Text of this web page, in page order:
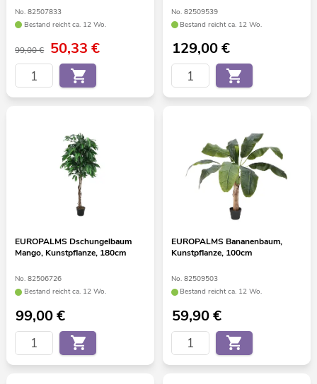
No. 82507833
Bestand reicht ca. 12 Wo.
99,00 € 50,33€
No. 82509539
Bestand reicht ca. 12 Wo.
129,00€
EUROPALMS Dschungelbaum
Mango, Kunstpflanze, 180cm
No. 82506726
Bestand reicht ca. 12 Wo.
99,00€
EUROPALMS Bananenbaum,
Kunstpflanze, 100cm
No. 82509503
Bestand reicht ca. 12 Wo.
59,90€